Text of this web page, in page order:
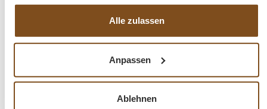
haben.
Alle zulassen
Anpassen
Ablehnen
Korpusfarbe - frei wählbar
Innenfarbe - frei wählbar
Korpus 100% Kiefernholz
Beschläge/Griffe wählbar